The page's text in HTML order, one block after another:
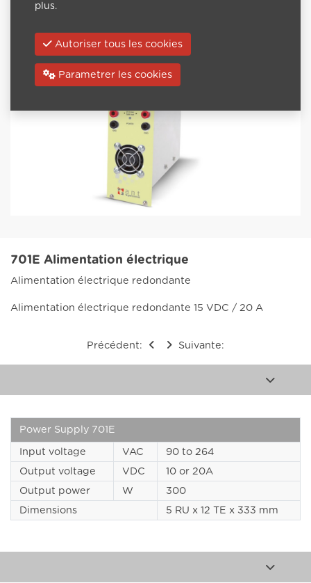
701E Alimentation électrique
Alimentation électrique redondante
Alimentation électrique redondante 15 VDC / 20 A
Précédent: Suivante:
Power Supply 701E
Input voltage VAC
90 to 264
Output voltage
VDC
10 or 20A
Output power
W
300
Dimensions
5 RU x 12 TE x 333 mm
plus.
Autoriser tous les cookies
Parametrer les cookies